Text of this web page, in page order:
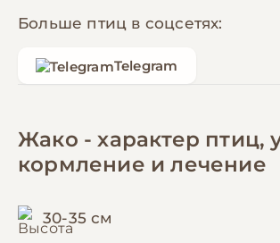
Больше птиц в соцсетях:
Telegram
Жако - характер птиц,
кормление и лечение
30-35 см